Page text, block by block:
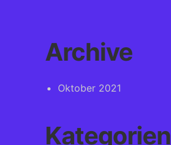
Archive
Oktober 2021
Kategorien